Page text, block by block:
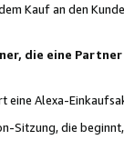
Kauf an den
die eine
Alexa-
Sitzung, die